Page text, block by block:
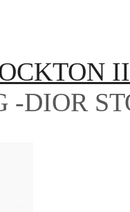
-DIOR